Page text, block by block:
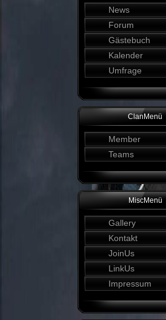
News
Forum
Gästebuch
Kalender
Umfrage
ClanMenü
Member
Teams
MiscMenü
Gallery
Kontakt
JoinUs
LinkUs
Impressum